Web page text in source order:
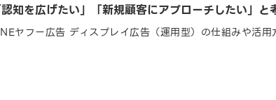
認知を広げたい」「新規顧客にアプローチしたい」と
ヤフー広告 ディスプレイ広告（運用型）の仕組みや活